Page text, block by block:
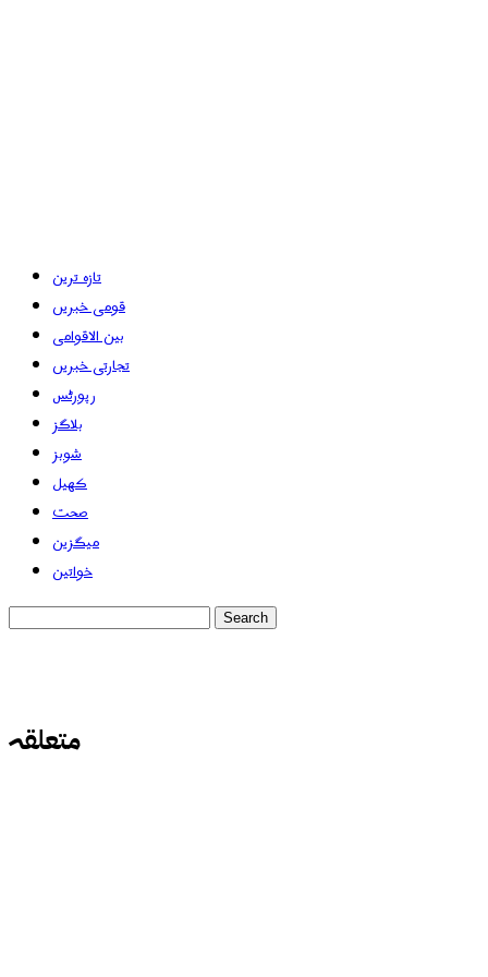
تازہ ترین
قومی خبریں
بین الاقوامی
تجارتی خبریں
رپورٹس
بلاگز
شوبز
کھیل
صحت
میگزین
خواتین
متعلقہ